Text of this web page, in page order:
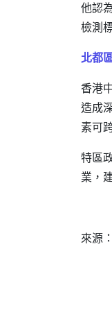
他認
檢測
北都
香港
造成
素可
特區
業，
來源